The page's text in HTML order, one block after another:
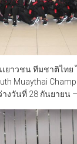
ยาวชน ทีมชาติไทย
Muaythai
งวันที่ 28 กันยายน